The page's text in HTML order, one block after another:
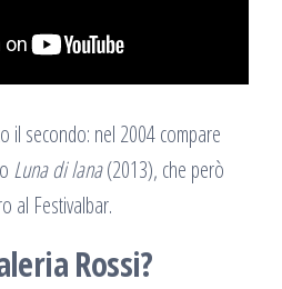
il secondo: nel 2004 compare
Luna di lana(2013), che però
al Festivalbar.
Rossi?